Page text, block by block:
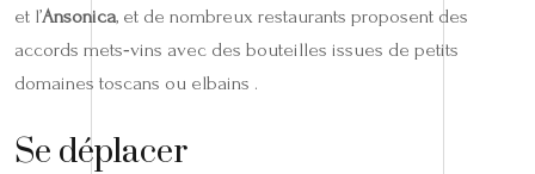
et l’Ansonica, et de nombreux restaurants proposent des
accords mets‑vins avec des bouteilles issues de petits
domaines toscans ou elbains .
Se déplacer